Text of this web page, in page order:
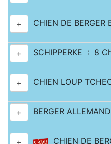
+ CHIEN DE
+ SCHIPPERKE : 8
+ CHIEN LOUP
+ BERGER
+ CHIEN DE